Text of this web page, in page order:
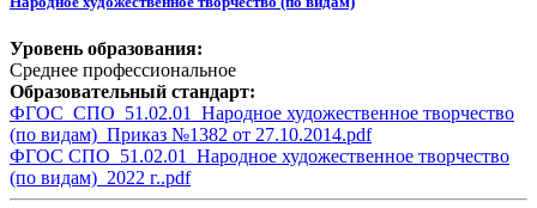
Уровень образования:
Среднее профессиональное
Образовательный стандарт:
ФГОС_СПО_51.02.01_Народное художественное творчество
(по видам)_Приказ №1382 от 27.10.2014.pdf
ФГОС СПО_51.02.01_Народное художественное творчество
(по видам)_2022 г..pdf